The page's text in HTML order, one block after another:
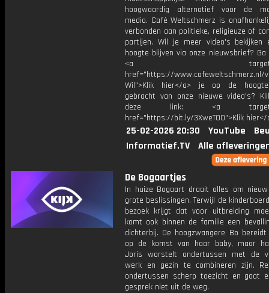
hoogwaardig alternatief voor de
media. Café Weltschmerz is
verbonden aan politieke, religieuze of
partijen. Wil je meer video's bekijken
hoogte blijven via onze nieuwsbrief? Ga
<a
href="https://www.cafeweltschmerz.nl/
Wil">Klik hier</a> je op de
gebracht van onze nieuwe video's?
deze link: <a
href="https://bit.ly/3XweTO0">Klik hier</
25-02-2026 20:30 YouTube
Informatief.TV
Alle
De Bogaartjes
In huize Bogaart draait alles om
grote beslissingen. Terwijl de
bezoek krijgt dat voor uitbreiding
komt ook binnen de familie een
dichterbij. De hoogzwangere Bo
op de komst van haar baby, maar
Joris worstelt ondertussen met de
werk en gezin te combineren zijn.
ondertussen scherp toezicht en gaat
gesprek niet uit de weg.